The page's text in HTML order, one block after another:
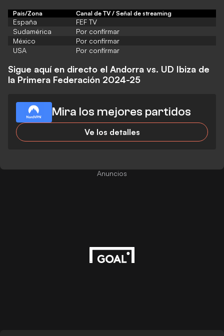
País/Zona Canal de TV / Señal de streaming
España
FEF TV
Sudamérica
Por confirmar
México
Por confirmar
USA
Por confirmar
Sigue aquí en directo el Andorra vs. UD Ibiza de
la Primera Federación 2024-25
Mira los mejores partidos
Ve los detalles
Anuncios